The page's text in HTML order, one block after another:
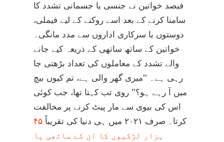
فیصد خواتین نے جنسی یا جسمانی تشدد کا
سامنا کرنے کے بعد اسے روکنے کے لیے فیملی،
دوستوں یا سرکاری اداروں سے مدد مانگی۔
خواتین کے ساتھ ساتھی کے ذریعہ کیے جانے
والے تشدد کے معاملوں کی تعداد بڑھتی جا
رہی ہے۔ ’’میری گھر والی ہے، تم کیوں بیچ
میں آ رہے ہو؟‘‘ روی تب کہتا تھا، جب کوئی
اس کی بیوی سے مار پیٹ کرنے پر مخالفت
کرتا۔ صرف ۲۰۲۱ میں ہی دنیا کی تقریباً
۴۵
ہزار لڑکیوں کا ان کے ساتھی یا